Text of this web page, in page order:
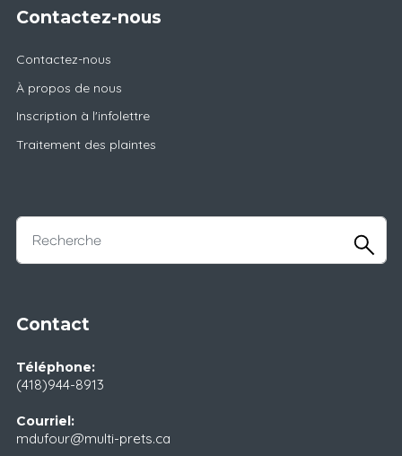
Contactez-nous
Contactez-nous
À propos de nous
Inscription à l'infolettre
Traitement des plaintes
Contact
Téléphone:
(418)944-8913
Courriel:
mdufour@multi-prets.ca